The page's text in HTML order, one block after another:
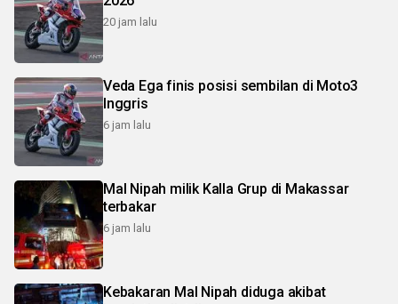
20 jam lalu
Veda Ega finis posisi sembilan di Moto3
Inggris
6 jam lalu
Mal Nipah milik Kalla Grup di Makassar
terbakar
6 jam lalu
Kebakaran Mal Nipah diduga akibat